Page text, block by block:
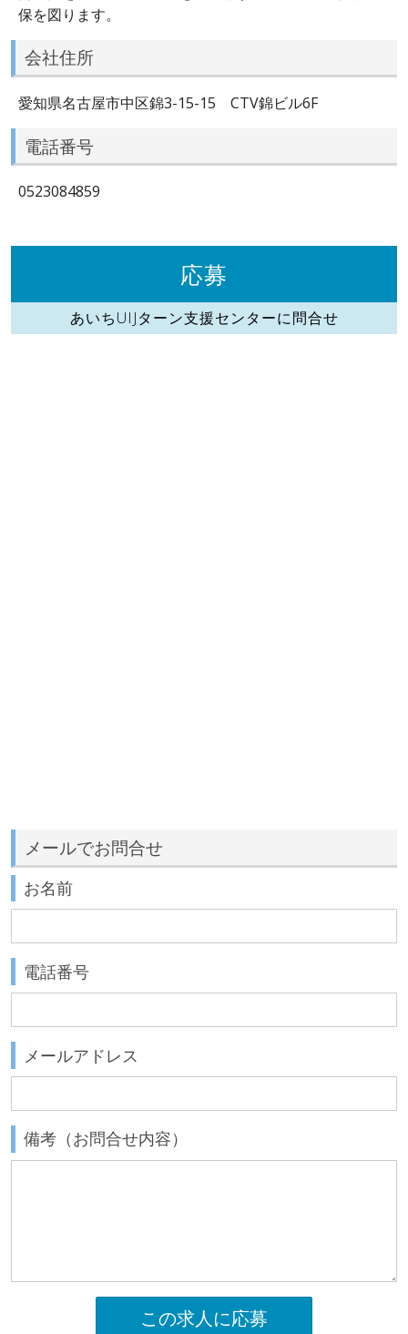
保を図ります。
会社住所
愛知県名古屋市中区錦3-15-15 CTV錦ビル6F
電話番号
0523084859
応募
あいちUIJターン支援センターに問合せ
メールでお問合せ
お名前
電話番号
メールアドレス
備考（お問合せ内容）
この求人に応募